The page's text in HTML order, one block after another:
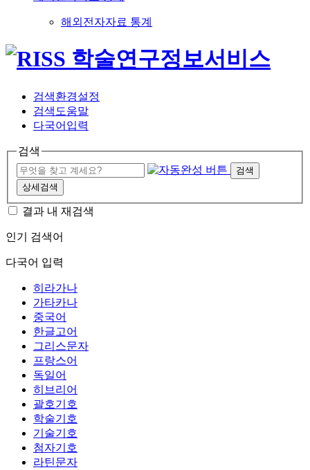
해외전자자료 통계
검색환경설정
검색도움말
다국어입력
검색
검색
상세검색
결과 내 재검색
인기 검색어
다국어 입력
히라가나
가타카나
중국어
한글고어
그리스문자
프랑스어
독일어
히브리어
괄호기호
학술기호
기술기호
첨자기호
라틴문자